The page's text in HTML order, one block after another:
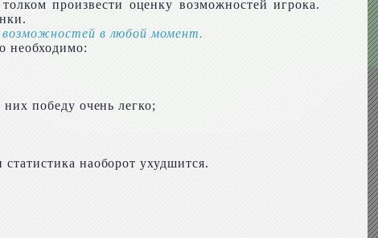
произвести оценку возможностей игрока.
возможностей в любой момент.
необходимо:
победу очень легко;
наоборот ухудшится.